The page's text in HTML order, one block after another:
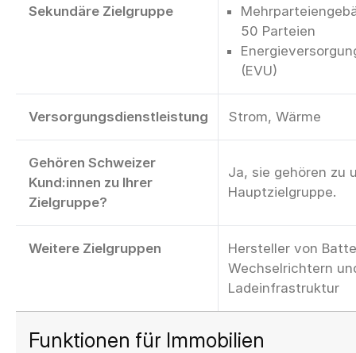
Sekundäre Zielgruppe
50 Parteien
(EVU)
Versorgungsdienstleistung Strom, Wärme
Gehören Schweizer
Kund:innen zu Ihrer
Zielgruppe?
Ja, sie gehören zu
Hauptzielgruppe.
Weitere Zielgruppen
Hersteller von
Wechselrichtern
Ladeinfrastruktur
Funktionen für Immobilien